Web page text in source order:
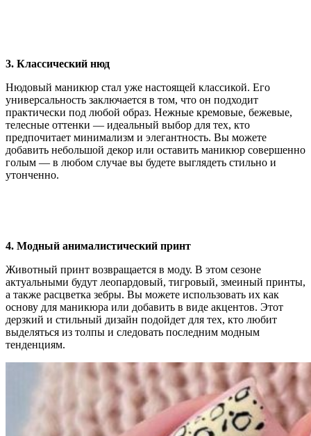
3. Классический нюд
Нюдовый маникюр стал уже настоящей классикой. Его
универсальность заключается в том, что он подходит
практически под любой образ. Нежные кремовые, бежевые,
телесные оттенки — идеальный выбор для тех, кто
предпочитает минимализм и элегантность. Вы можете
добавить небольшой декор или оставить маникюр совершенно
голым — в любом случае вы будете выглядеть стильно и
утонченно.
4. Модный анималистический принт
Животный принт возвращается в моду. В этом сезоне
актуальными будут леопардовый, тигровый, змеиный принты,
а также расцветка зебры. Вы можете использовать их как
основу для маникюра или добавить в виде акцентов. Этот
дерзкий и стильный дизайн подойдет для тех, кто любит
выделяться из толпы и следовать последним модным
тенденциям.